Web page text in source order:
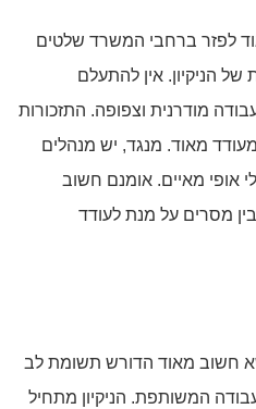
לפזר ברחבי המשרד שלטים
הניקיון. אין להתעלם
מודרנית וצפופה. התזכורות
מעודד מאוד. מנגד, יש מנהלים
אופי מאיים. אומנם חשוב
מסרים על מנת לעודד
חשוב מאוד הדורש תשומת לב
המשותפת. הניקיון מתחיל